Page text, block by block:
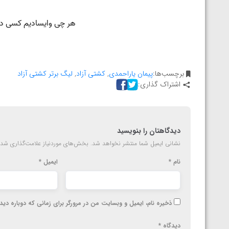
برچسب‌ها:پیمان یاراحمدی,کشتی آزاد, لیگ برتر کشتی آزاد
اشتراک گذاری:
دیدگاهتان را بنویسید
نشانی ایمیل شما منتشر نخواهد شد. بخش‌های موردنیاز علامت‌گذاری
نام * ایمیل*
ذخیره نام، ایمیل و وبسایت من در مرورگر برای زمانی که دوباره
دیدگاه *